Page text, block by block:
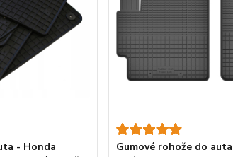
- Honda
Gumové rohože do